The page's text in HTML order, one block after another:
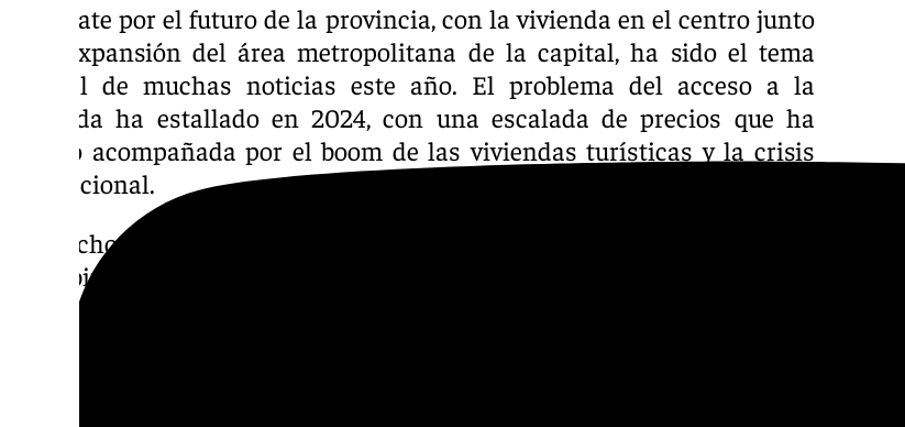
El debate por el futuro de la provincia, con la vivienda en el centro junto
a la expansión del área metropolitana de la capital, ha sido el tema
central de muchas noticias este año. El problema del acceso a la
vivienda ha estallado en 2024, con una escalada de precios que ha
estado acompañada por el boom de las viviendas turísticas y la crisis
habitacional.
De hecho, este mismo año, el Ayuntamiento de Málaga dio el paso de
prohibir más de 1.500 viviendas de este tipo tras aprobarse en febrero un
nuevo decreto de la Junta de Andalucía para regular este tipo de